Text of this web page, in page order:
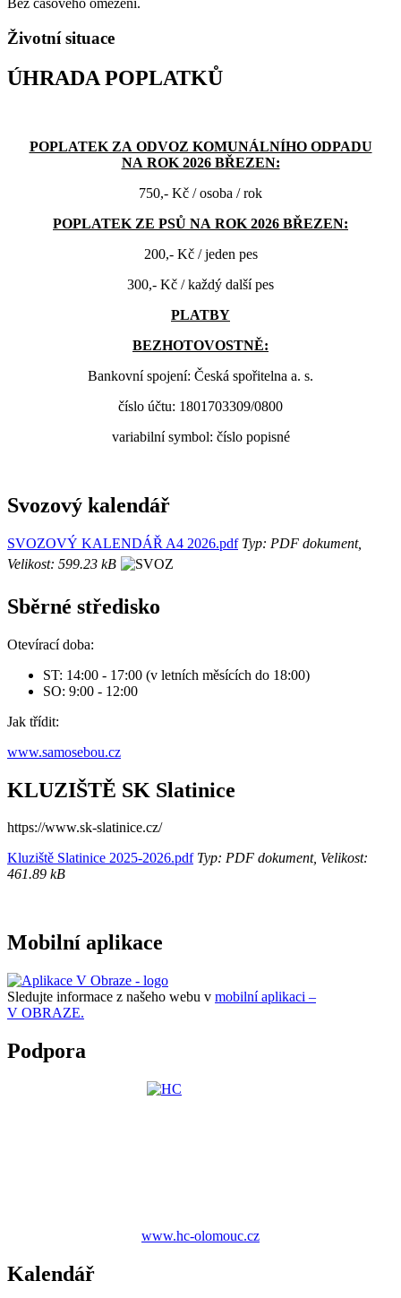
Bez časového omezení.
Životní situace
ÚHRADA POPLATKŮ
POPLATEK ZA ODVOZ KOMUNÁLNÍHO ODPADU
NA ROK 2026 BŘEZEN:
750,- Kč / osoba / rok
POPLATEK ZE PSŮ NA ROK 2026 BŘEZEN:
200,- Kč / jeden pes
300,- Kč / každý další pes
PLATBY
BEZHOTOVOSTNĚ:
Bankovní spojení: Česká spořitelna a. s.
číslo účtu: 1801703309/0800
variabilní symbol: číslo popisné
Svozový kalendář
SVOZOVÝ KALENDÁŘ A4 2026.pdfTyp: PDF dokument,
Velikost: 599.23 kB
Sběrné středisko
Otevírací doba:
ST: 14:00 - 17:00 (v letních měsících do 18:00)
SO: 9:00 - 12:00
Jak třídit:
www.samosebou.cz
KLUZIŠTĚ SK Slatinice
https://www.sk-slatinice.cz/
Kluziště Slatinice 2025-2026.pdfTyp: PDF dokument, Velikost:
461.89 kB
Mobilní aplikace
Sledujte informace z našeho webu v mobilní aplikaci –
V OBRAZE.
Podpora
www.hc-olomouc.cz
Kalendář